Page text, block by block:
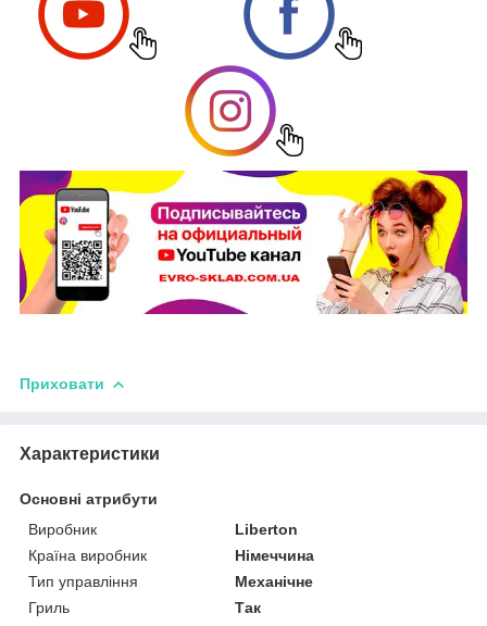
Приховати
Характеристики
Основні атрибути
Виробник
Liberton
Країна виробник
Німеччина
Тип управління
Механічне
Гриль
Так